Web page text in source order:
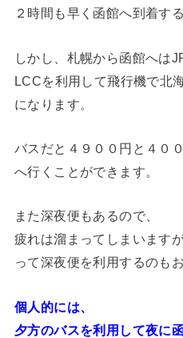
２時間も早く函館へ到着す
しかし、札幌から函館へは
LCCを利用して飛行機で北
になります。
バスだと４９００円と４０
へ行くことができます。
また深夜便もあるので、
疲れは溜まってしまいます
って深夜便を利用するのも
個人的には、
夕方のバスを利用して夜に